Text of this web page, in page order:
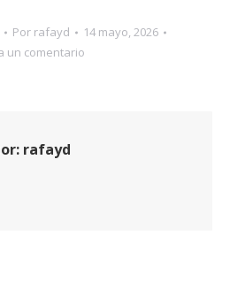
Por rafayd
14 mayo, 2026
un comentario
rafayd